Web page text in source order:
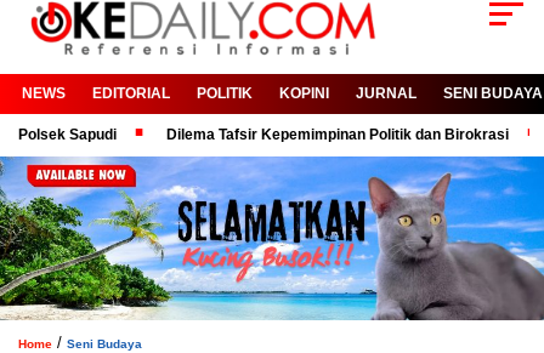
NEWS EDITORIAL POLITIK KOPINI JURNAL SENI BUDAYA
Sapudi Dilema Tafsir Kepemimpinan Politik dan Birokrasi
Home / Seni Budaya